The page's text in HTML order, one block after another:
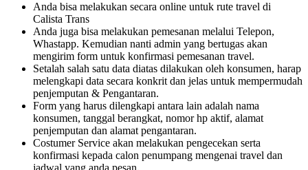
Anda bisa melakukan secara online untuk rute travel di
Calista Trans
Anda juga bisa melakukan pemesanan melalui Telepon,
Whastapp. Kemudian nanti admin yang bertugas akan
mengirim form untuk konfirmasi pemesanan travel.
Setalah salah satu data diatas dilakukan oleh konsumen, harap
melengkapi data secara konkrit dan jelas untuk mempermudah
penjemputan & Pengantaran.
Form yang harus dilengkapi antara lain adalah nama
konsumen, tanggal berangkat, nomor hp aktif, alamat
penjemputan dan alamat pengantaran.
Costumer Service akan melakukan pengecekan serta
konfirmasi kepada calon penumpang mengenai travel dan